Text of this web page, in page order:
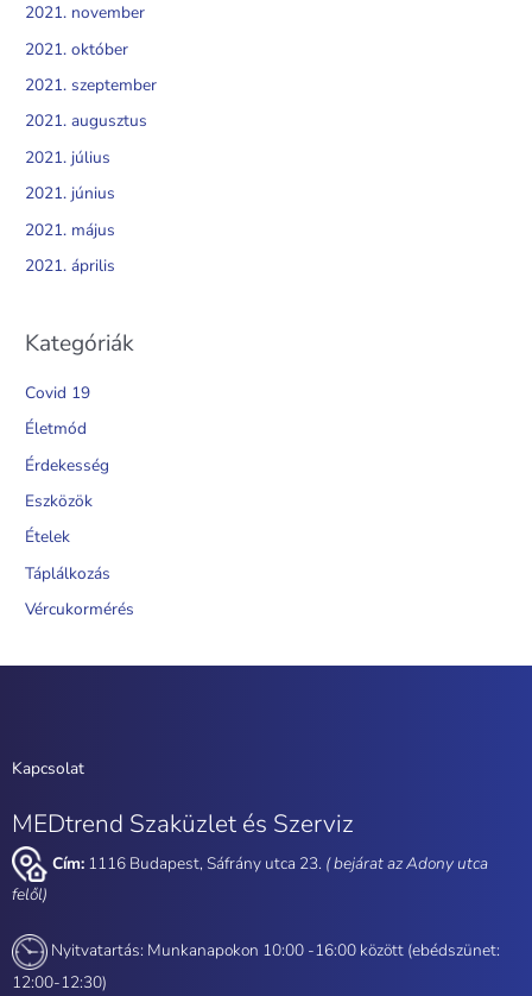
2021. november
2021. október
2021. szeptember
2021. augusztus
2021. július
2021. június
2021. május
2021. április
Kategóriák
Covid 19
Életmód
Érdekesség
Eszközök
Ételek
Táplálkozás
Vércukormérés
Kapcsolat
MEDtrend Szaküzlet és Szerviz
Cím: 1116 Budapest, Sáfrány utca 23. ( bejárat az Adony utca
felől)
Nyitvatartás: Munkanapokon 10:00 -16:00 között (ebédszünet:
12:00-12:30)